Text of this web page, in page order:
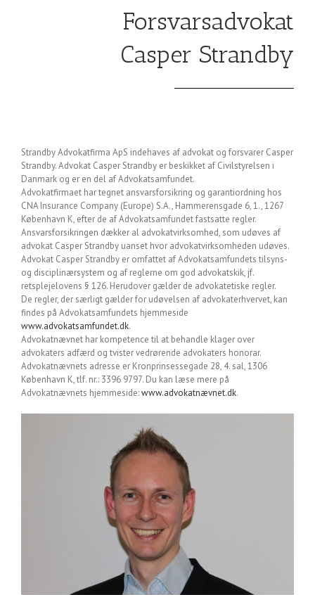
Forsvarsadvokat
Casper Strandby
Strandby Advokatfirma ApS indehaves af advokat og forsvarer Casper
Strandby. Advokat Casper Strandby er beskikket af Civilstyrelsen i
Danmark og er en del af Advokatsamfundet.
Advokatfirmaet har tegnet ansvarsforsikring og garantiordning hos
CNA Insurance Company (Europe) S.A., Hammerensgade 6, 1., 1267
København K, efter de af Advokatsamfundet fastsatte regler.
Ansvarsforsikringen dækker al advokatvirksomhed, som udøves af
advokat Casper Strandby uanset hvor advokatvirksomheden udøves.
Advokat Casper Strandby er omfattet af Advokatsamfundets tilsyns-
og disciplinærsystem og af reglerne om god advokatskik, jf.
retsplejelovens § 126. Herudover gælder de advokatetiske regler.
De regler, der særligt gælder for udøvelsen af advokaterhvervet, kan
findes på Advokatsamfundets hjemmeside
www.advokatsamfundet.dk.
Advokatnævnet har kompetence til at behandle klager over
advokaters adfærd og tvister vedrørende advokaters honorar.
Advokatnævnets adresse er Kronprinsessegade 28, 4. sal, 1306
København K, tlf. nr.: 3396 9797. Du kan læse mere på
Advokatnævnets hjemmeside:www.advokatnævnet.dk.